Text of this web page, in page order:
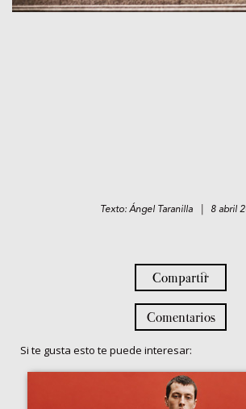
Texto: Ángel Taranilla | 8 abril
Compartir
Comentarios
Si te gusta esto te puede interesar: